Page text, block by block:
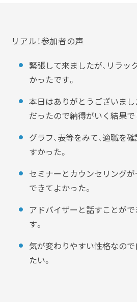
リアル！参加者の声
緊張して来ましたが、リラッ
かったです。
本日はありがとうございま
だったので納得がいく結果で
グラフ、表等をみて、適職を
すかった。
セミナーとカウンセリングが
できてよかった。
アドバイザーと話すことが
す。
気が変わりやすい性格なの
たい。